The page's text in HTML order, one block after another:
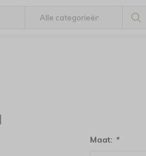
Maat: *